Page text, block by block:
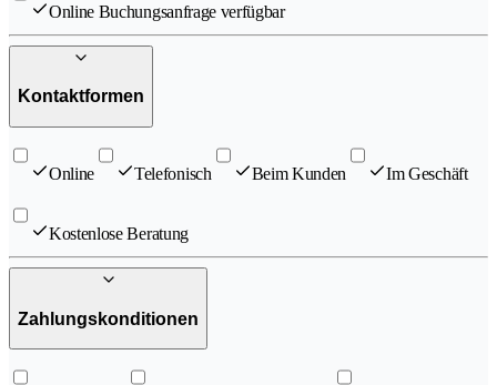
Online Buchungsanfrage verfügbar
Kontaktformen
Online Telefonisch Beim Kunden Im Geschäft
Kostenlose Beratung
Zahlungskonditionen